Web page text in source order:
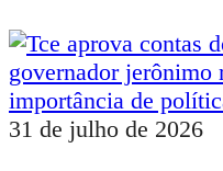
31 de julho de 2026